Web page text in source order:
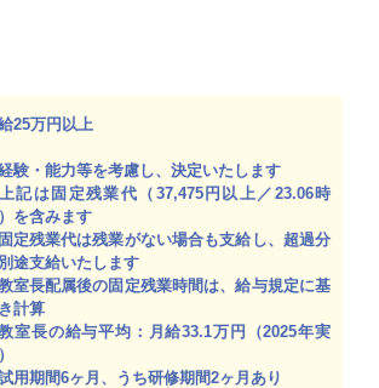
25万円以上
験・能力等を考慮し、決定いたします
記は固定残業代（37,475円以上／23.06時
を含みます
定残業代は残業がない場合も支給し、超過分
途支給いたします
室長配属後の固定残業時間は、給与規定に基
計算
室長の給与平均：月給33.1万円（2025年実
用期間6ヶ月、うち研修期間2ヶ月あり